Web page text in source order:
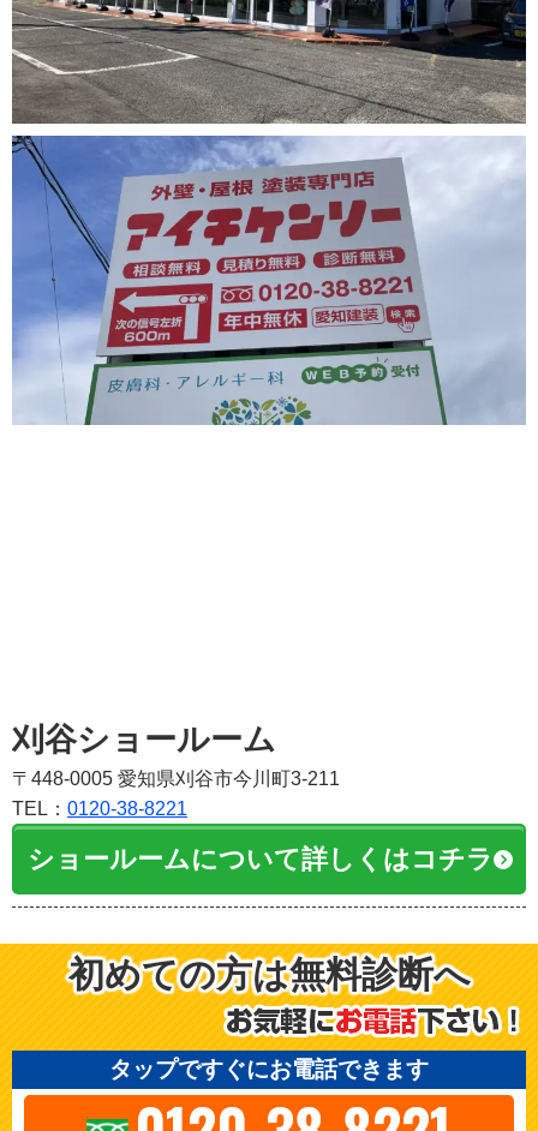
刈谷ショールーム
〒448-0005 愛知県刈谷市今川町3-211
TEL： 0120-38-8221
ショールームについて詳しくはコチラ
初めての方は無料診断へ
タップですぐにお電話できます